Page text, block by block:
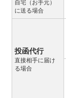
自宅（お手元）
に送る場合
投函代行
直接相手に届け
る場合